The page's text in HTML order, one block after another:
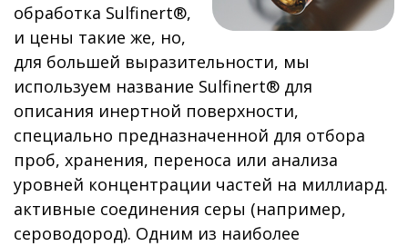
обработка Sulfinert®,
и цены такие же, но,
для большей выразительности, мы
используем название Sulfinert® для
описания инертной поверхности,
специально предназначенной для отбора
проб, хранения, переноса или анализа
уровней концентрации частей на миллиард.
активные соединения серы (например,
сероводород). Одним из наиболее